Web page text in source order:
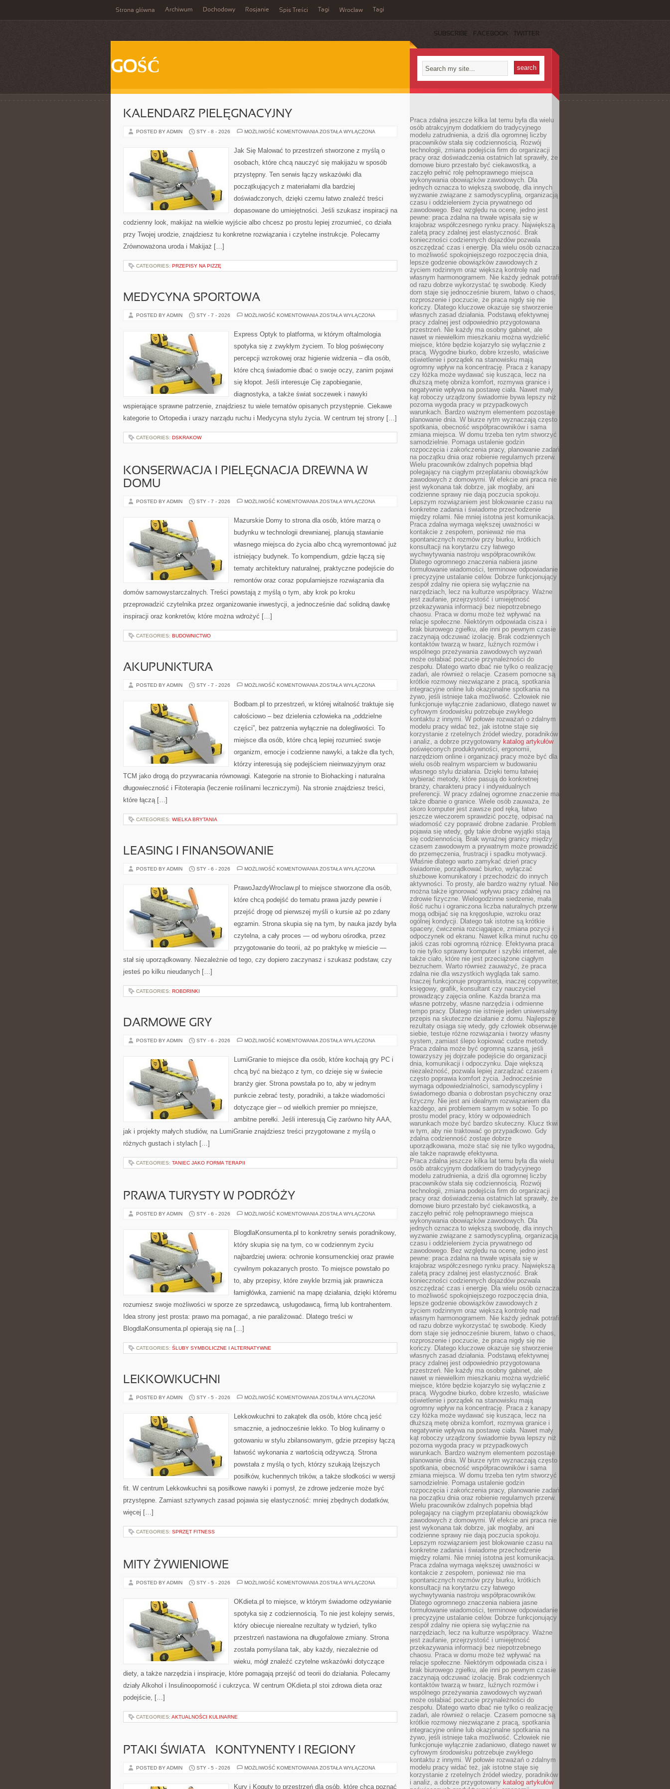
Strona główna Archiwum Dochodowy Rosjanie Spis Treści Tagi Wrocław Tagi
SUBSCRIBE FACEBOOK TWITTER
GOŚĆ
KALENDARZ PIELĘGNACYJNY
POSTED BY ADMIN STY - 8 - 2026 MOŻLIWOŚĆ KOMENTOWANIA KALENDARZ
ZOSTAŁA WYŁĄCZONA
Jak Się Malować to przestrzeń stworzone z myślą o
osobach, które chcą nauczyć się makijażu w sposób
przystępny. Ten serwis łączy wskazówki dla
początkujących z materiałami dla bardziej
doświadczonych, dzięki czemu łatwo znaleźć treści
dopasowane do umiejętności. Jeśli szukasz inspiracji na
codzienny look, makijaż na wielkie wyjście albo chcesz po prostu lepiej zrozumieć, co działa
przy Twojej urodzie, znajdziesz tu konkretne rozwiązania i czytelne instrukcje. Polecamy
Zrównoważona uroda i Makijaż […]
CATEGORIES: PRZEPISY NA PIZZĘ
MEDYCYNA SPORTOWA
POSTED BY ADMIN STY - 7 - 2026 MOŻLIWOŚĆ KOMENTOWANIA MEDYCYNA
ZOSTAŁA WYŁĄCZONA
Express Optyk to platforma, w którym oftalmologia
spotyka się z zwykłym życiem. To blog poświęcony
percepcji wzrokowej oraz higienie widzenia – dla osób,
które chcą świadomie dbać o swoje oczy, zanim pojawi
się kłopot. Jeśli interesuje Cię zapobieganie,
diagnostyka, a także świat soczewek i nawyki
wspierające sprawne patrzenie, znajdziesz tu wiele tematów opisanych przystępnie. Ciekawe
kategorie to Ortopedia i urazy narządu ruchu i Medycyna stylu życia. W centrum tej strony […]
CATEGORIES: DSKRAKOW
KONSERWACJA I PIELĘGNACJA DREWNA W
DOMU
POSTED BY ADMIN STY - 7 - 2026 MOŻLIWOŚĆ KOMENTOWANIA KONSERWACJA
DREWNA
W
ZOSTAŁA WYŁĄCZONA
Mazurskie Domy to strona dla osób, które marzą o
budynku w technologii drewnianej, planują stawianie
własnego miejsca do życia albo chcą wyremontować już
istniejący budynek. To kompendium, gdzie łączą się
tematy architektury naturalnej, praktyczne podejście do
remontów oraz coraz popularniejsze rozwiązania dla
domów samowystarczalnych. Treści powstają z myślą o tym, aby krok po kroku
przeprowadzić czytelnika przez organizowanie inwestycji, a jednocześnie dać solidną dawkę
inspiracji oraz konkretów, które można wdrożyć […]
CATEGORIES: BUDOWNICTWO
AKUPUNKTURA
POSTED BY ADMIN STY - 7 - 2026 MOŻLIWOŚĆ KOMENTOWANIA AKUPUNKTURA
ZOSTAŁA WYŁĄCZONA
Bodbam.pl to przestrzeń, w której witalność traktuje się
całościowo – bez dzielenia człowieka na „oddzielne
części”, bez patrzenia wyłącznie na dolegliwości. To
miejsce dla osób, które chcą lepiej rozumieć swoje
organizm, emocje i codzienne nawyki, a także dla tych,
którzy interesują się podejściem nieinwazyjnym oraz
TCM jako drogą do przywracania równowagi. Kategorie na stronie to Biohacking i naturalna
długowieczność i Fitoterapia (leczenie roślinami leczniczymi). Na stronie znajdziesz treści,
które łączą […]
CATEGORIES: WIELKA BRYTANIA
LEASING I FINANSOWANIE
POSTED BY ADMIN STY - 6 - 2026 MOŻLIWOŚĆ KOMENTOWANIA LEASING
ZOSTAŁA WYŁĄCZONA
PrawoJazdyWroclaw.pl to miejsce stworzone dla osób,
które chcą podejść do tematu prawa jazdy pewnie i
przejść drogę od pierwszej myśli o kursie aż po zdany
egzamin. Strona skupia się na tym, by nauka jazdy była
czytelna, a cały proces — od wyboru ośrodka, przez
przygotowanie do teorii, aż po praktykę w mieście —
stał się uporządkowany. Niezależnie od tego, czy dopiero zaczynasz i szukasz podstaw, czy
jesteś po kilku nieudanych […]
CATEGORIES: ROBDRINKI
DARMOWE GRY
POSTED BY ADMIN STY - 6 - 2026 MOŻLIWOŚĆ KOMENTOWANIA DARMOWE
ZOSTAŁA WYŁĄCZONA
LumiGranie to miejsce dla osób, które kochają gry PC i
chcą być na bieżąco z tym, co dzieje się w świecie
branży gier. Strona powstała po to, aby w jednym
punkcie zebrać testy, poradniki, a także wiadomości
dotyczące gier – od wielkich premier po mniejsze,
ambitne perełki. Jeśli interesują Cię zarówno hity AAA,
jak i projekty małych studiów, na LumiGranie znajdziesz treści przygotowane z myślą o
różnych gustach i stylach […]
CATEGORIES: TANIEC JAKO FORMA TERAPII
PRAWA TURYSTY W PODRÓŻY
POSTED BY ADMIN STY - 6 - 2026 MOŻLIWOŚĆ KOMENTOWANIA PRAWA
PODRÓŻY
ZOSTAŁA WYŁĄCZONA
BlogdlaKonsumenta.pl to konkretny serwis poradnikowy,
który skupia się na tym, co w codziennym życiu
najbardziej uwiera: ochronie konsumenckiej oraz prawie
cywilnym pokazanych prosto. To miejsce powstało po
to, aby przepisy, które zwykle brzmią jak prawnicza
łamigłówka, zamienić na mapę działania, dzięki któremu
rozumiesz swoje możliwości w sporze ze sprzedawcą, usługodawcą, firmą lub kontrahentem.
Idea strony jest prosta: prawo ma pomagać, a nie paraliżować. Dlatego treści w
BlogdlaKonsumenta.pl opierają się na […]
CATEGORIES: ŚLUBY SYMBOLICZNE I ALTERNATYWNE
LEKKOWKUCHNI
POSTED BY ADMIN STY - 5 - 2026 MOŻLIWOŚĆ KOMENTOWANIA LEKKOWKUCHNI
ZOSTAŁA WYŁĄCZONA
Lekkowkuchni to zakątek dla osób, które chcą jeść
smacznie, a jednocześnie lekko. To blog kulinarny o
gotowaniu w stylu zbilansowanym, gdzie przepisy łączą
łatwość wykonania z wartością odżywczą. Strona
powstała z myślą o tych, którzy szukają lżejszych
posiłków, kuchennych trików, a także słodkości w wersji
fit. W centrum Lekkowkuchni są posiłkowe nawyki i pomysł, że zdrowe jedzenie może być
przystępne. Zamiast sztywnych zasad pojawia się elastyczność: mniej zbędnych dodatków,
więcej […]
CATEGORIES: SPRZĘT FITNESS
MITY ŻYWIENIOWE
POSTED BY ADMIN STY - 5 - 2026 MOŻLIWOŚĆ KOMENTOWANIA MITY
ZOSTAŁA WYŁĄCZONA
OKdieta.pl to miejsce, w którym świadome odżywianie
spotyka się z codziennością. To nie jest kolejny serwis,
który obiecuje nierealne rezultaty w tydzień, tylko
przestrzeń nastawiona na długofalowe zmiany. Strona
została pomyślana tak, aby każdy, niezależnie od
wieku, mógł znaleźć czytelne wskazówki dotyczące
diety, a także narzędzia i inspiracje, które pomagają przejść od teorii do działania. Polecamy
działy Alkohol i Insulinooporność i cukrzyca. W centrum OKdieta.pl stoi zdrowa dieta oraz
podejście, […]
CATEGORIES: AKTUALNOŚCI KULINARNE
PTAKI ŚWIATA – KONTYNENTY I REGIONY
POSTED BY ADMIN STY - 5 - 2026 MOŻLIWOŚĆ KOMENTOWANIA PTAKI
KONTYNENTY
ZOSTAŁA WYŁĄCZONA
Kury i Koguty to przestrzeń dla osób, które chcą poznać
Praca zdalna jeszcze kilka lat temu była dla wielu
osób atrakcyjnym dodatkiem do tradycyjnego
modelu zatrudnienia, a dziś dla ogromnej liczby
pracowników stała się codziennością. Rozwój
technologii, zmiana podejścia firm do organizacji
pracy oraz doświadczenia ostatnich lat sprawiły, że
domowe biuro przestało być ciekawostką, a
zaczęło pełnić rolę pełnoprawnego miejsca
wykonywania obowiązków zawodowych. Dla
jednych oznacza to większą swobodę, dla innych
wyzwanie związane z samodyscypliną, organizacją
czasu i oddzieleniem życia prywatnego od
zawodowego. Bez względu na ocenę, jedno jest
pewne: praca zdalna na trwałe wpisała się w
krajobraz współczesnego rynku pracy. Największą
zaletą pracy zdalnej jest elastyczność. Brak
konieczności codziennych dojazdów pozwala
oszczędzać czas i energię. Dla wielu osób oznacza
to możliwość spokojniejszego rozpoczęcia dnia,
lepsze godzenie obowiązków zawodowych z
życiem rodzinnym oraz większą kontrolę nad
własnym harmonogramem. Nie każdy jednak potrafi
od razu dobrze wykorzystać tę swobodę. Kiedy
dom staje się jednocześnie biurem, łatwo o chaos,
rozproszenie i poczucie, że praca nigdy się nie
kończy. Dlatego kluczowe okazuje się stworzenie
własnych zasad działania. Podstawą efektywnej
pracy zdalnej jest odpowiednio przygotowana
przestrzeń. Nie każdy ma osobny gabinet, ale
nawet w niewielkim mieszkaniu można wydzielić
miejsce, które będzie kojarzyło się wyłącznie z
pracą. Wygodne biurko, dobre krzesło, właściwe
oświetlenie i porządek na stanowisku mają
ogromny wpływ na koncentrację. Praca z kanapy
czy łóżka może wydawać się kusząca, lecz na
dłuższą metę obniża komfort, rozmywa granice i
negatywnie wpływa na postawę ciała. Nawet mały
kąt roboczy urządzony świadomie bywa lepszy niż
pozorna wygoda pracy w przypadkowych
warunkach. Bardzo ważnym elementem pozostaje
planowanie dnia. W biurze rytm wyznaczają często
spotkania, obecność współpracowników i sama
zmiana miejsca. W domu trzeba ten rytm stworzyć
samodzielnie. Pomaga ustalenie godzin
rozpoczęcia i zakończenia pracy, planowanie zadań
na początku dnia oraz robienie regularnych przerw.
Wielu pracowników zdalnych popełnia błąd
polegający na ciągłym przeplataniu obowiązków
zawodowych z domowymi. W efekcie ani praca nie
jest wykonana tak dobrze, jak mogłaby, ani
codzienne sprawy nie dają poczucia spokoju.
Lepszym rozwiązaniem jest blokowanie czasu na
konkretne zadania i świadome przechodzenie
między rolami. Nie mniej istotna jest komunikacja.
Praca zdalna wymaga większej uważności w
kontakcie z zespołem, ponieważ nie ma
spontanicznych rozmów przy biurku, krótkich
konsultacji na korytarzu czy łatwego
wychwytywania nastroju współpracowników.
Dlatego ogromnego znaczenia nabiera jasne
formułowanie wiadomości, terminowe odpowiadanie
i precyzyjne ustalanie celów. Dobrze funkcjonujący
zespół zdalny nie opiera się wyłącznie na
narzędziach, lecz na kulturze współpracy. Ważne
jest zaufanie, przejrzystość i umiejętność
przekazywania informacji bez niepotrzebnego
chaosu. Praca w domu może też wpływać na
relacje społeczne. Niektórym odpowiada cisza i
brak biurowego zgiełku, ale inni po pewnym czasie
zaczynają odczuwać izolację. Brak codziennych
kontaktów twarzą w twarz, luźnych rozmów i
wspólnego przeżywania zawodowych wyzwań
może osłabiać poczucie przynależności do
zespołu. Dlatego warto dbać nie tylko o realizację
zadań, ale również o relacje. Czasem pomocne są
krótkie rozmowy niezwiązane z pracą, spotkania
integracyjne online lub okazjonalne spotkania na
żywo, jeśli istnieje taka możliwość. Człowiek nie
funkcjonuje wyłącznie zadaniowo, dlatego nawet w
cyfrowym środowisku potrzebuje zwykłego
kontaktu z innymi. W połowie rozważań o zdalnym
modelu pracy widać też, jak istotne staje się
korzystanie z rzetelnych źródeł wiedzy, poradników
i analiz, a dobrze przygotowany katalog artykułów
poświęconych produktywności, ergonomii,
narzędziom online i organizacji pracy może być dla
wielu osób realnym wsparciem w budowaniu
własnego stylu działania. Dzięki temu łatwiej
wybierać metody, które pasują do konkretnej
branży, charakteru pracy i indywidualnych
preferencji. W pracy zdalnej ogromne znaczenie ma
także dbanie o granice. Wiele osób zauważa, że
skoro komputer jest zawsze pod ręką, łatwo
jeszcze wieczorem sprawdzić pocztę, odpisać na
wiadomość czy poprawić drobne zadanie. Problem
pojawia się wtedy, gdy takie drobne wyjątki stają
się codziennością. Brak wyraźnej granicy między
czasem zawodowym a prywatnym może prowadzić
do przemęczenia, frustracji i spadku motywacji.
Właśnie dlatego warto zamykać dzień pracy
świadomie, porządkować biurko, wyłączać
służbowe komunikatory i przechodzić do innych
aktywności. To prosty, ale bardzo ważny rytuał. Nie
można także ignorować wpływu pracy zdalnej na
zdrowie fizyczne. Wielogodzinne siedzenie, mała
ilość ruchu i ograniczona liczba naturalnych przerw
mogą odbijać się na kręgosłupie, wzroku oraz
ogólnej kondycji. Dlatego tak istotne są krótkie
spacery, ćwiczenia rozciągające, zmiana pozycji i
odpoczynek od ekranu. Nawet kilka minut ruchu co
jakiś czas robi ogromną różnicę. Efektywna praca
to nie tylko sprawny komputer i szybki internet, ale
także ciało, które nie jest przeciążone ciągłym
bezruchem. Warto również zauważyć, że praca
zdalna nie dla wszystkich wygląda tak samo.
Inaczej funkcjonuje programista, inaczej copywriter,
księgowy, grafik, konsultant czy nauczyciel
prowadzący zajęcia online. Każda branża ma
własne potrzeby, własne narzędzia i odmienne
tempo pracy. Dlatego nie istnieje jeden uniwersalny
przepis na skuteczne działanie z domu. Najlepsze
rezultaty osiąga się wtedy, gdy człowiek obserwuje
siebie, testuje różne rozwiązania i tworzy własny
system, zamiast ślepo kopiować cudze metody.
Praca zdalna może być ogromną szansą, jeśli
towarzyszy jej dojrzałe podejście do organizacji
dnia, komunikacji i odpoczynku. Daje większą
niezależność, pozwala lepiej zarządzać czasem i
często poprawia komfort życia. Jednocześnie
wymaga odpowiedzialności, samodyscypliny i
świadomego dbania o dobrostan psychiczny oraz
fizyczny. Nie jest ani idealnym rozwiązaniem dla
każdego, ani problemem samym w sobie. To po
prostu model pracy, który w odpowiednich
warunkach może być bardzo skuteczny. Klucz tkwi
w tym, aby nie traktować go przypadkowo. Gdy
zdalna codzienność zostaje dobrze
uporządkowana, może stać się nie tylko wygodna,
ale także naprawdę efektywna.
Praca zdalna jeszcze kilka lat temu była dla wielu
osób atrakcyjnym dodatkiem do tradycyjnego
modelu zatrudnienia, a dziś dla ogromnej liczby
pracowników stała się codziennością. Rozwój
technologii, zmiana podejścia firm do organizacji
pracy oraz doświadczenia ostatnich lat sprawiły, że
domowe biuro przestało być ciekawostką, a
zaczęło pełnić rolę pełnoprawnego miejsca
wykonywania obowiązków zawodowych. Dla
jednych oznacza to większą swobodę, dla innych
wyzwanie związane z samodyscypliną, organizacją
czasu i oddzieleniem życia prywatnego od
zawodowego. Bez względu na ocenę, jedno jest
pewne: praca zdalna na trwałe wpisała się w
krajobraz współczesnego rynku pracy. Największą
zaletą pracy zdalnej jest elastyczność. Brak
konieczności codziennych dojazdów pozwala
oszczędzać czas i energię. Dla wielu osób oznacza
to możliwość spokojniejszego rozpoczęcia dnia,
lepsze godzenie obowiązków zawodowych z
życiem rodzinnym oraz większą kontrolę nad
własnym harmonogramem. Nie każdy jednak potrafi
od razu dobrze wykorzystać tę swobodę. Kiedy
dom staje się jednocześnie biurem, łatwo o chaos,
rozproszenie i poczucie, że praca nigdy się nie
kończy. Dlatego kluczowe okazuje się stworzenie
własnych zasad działania. Podstawą efektywnej
pracy zdalnej jest odpowiednio przygotowana
przestrzeń. Nie każdy ma osobny gabinet, ale
nawet w niewielkim mieszkaniu można wydzielić
miejsce, które będzie kojarzyło się wyłącznie z
pracą. Wygodne biurko, dobre krzesło, właściwe
oświetlenie i porządek na stanowisku mają
ogromny wpływ na koncentrację. Praca z kanapy
czy łóżka może wydawać się kusząca, lecz na
dłuższą metę obniża komfort, rozmywa granice i
negatywnie wpływa na postawę ciała. Nawet mały
kąt roboczy urządzony świadomie bywa lepszy niż
pozorna wygoda pracy w przypadkowych
warunkach. Bardzo ważnym elementem pozostaje
planowanie dnia. W biurze rytm wyznaczają często
spotkania, obecność współpracowników i sama
zmiana miejsca. W domu trzeba ten rytm stworzyć
samodzielnie. Pomaga ustalenie godzin
rozpoczęcia i zakończenia pracy, planowanie zadań
na początku dnia oraz robienie regularnych przerw.
Wielu pracowników zdalnych popełnia błąd
polegający na ciągłym przeplataniu obowiązków
zawodowych z domowymi. W efekcie ani praca nie
jest wykonana tak dobrze, jak mogłaby, ani
codzienne sprawy nie dają poczucia spokoju.
Lepszym rozwiązaniem jest blokowanie czasu na
konkretne zadania i świadome przechodzenie
między rolami. Nie mniej istotna jest komunikacja.
Praca zdalna wymaga większej uważności w
kontakcie z zespołem, ponieważ nie ma
spontanicznych rozmów przy biurku, krótkich
konsultacji na korytarzu czy łatwego
wychwytywania nastroju współpracowników.
Dlatego ogromnego znaczenia nabiera jasne
formułowanie wiadomości, terminowe odpowiadanie
i precyzyjne ustalanie celów. Dobrze funkcjonujący
zespół zdalny nie opiera się wyłącznie na
narzędziach, lecz na kulturze współpracy. Ważne
jest zaufanie, przejrzystość i umiejętność
przekazywania informacji bez niepotrzebnego
chaosu. Praca w domu może też wpływać na
relacje społeczne. Niektórym odpowiada cisza i
brak biurowego zgiełku, ale inni po pewnym czasie
zaczynają odczuwać izolację. Brak codziennych
kontaktów twarzą w twarz, luźnych rozmów i
wspólnego przeżywania zawodowych wyzwań
może osłabiać poczucie przynależności do
zespołu. Dlatego warto dbać nie tylko o realizację
zadań, ale również o relacje. Czasem pomocne są
krótkie rozmowy niezwiązane z pracą, spotkania
integracyjne online lub okazjonalne spotkania na
żywo, jeśli istnieje taka możliwość. Człowiek nie
funkcjonuje wyłącznie zadaniowo, dlatego nawet w
cyfrowym środowisku potrzebuje zwykłego
kontaktu z innymi. W połowie rozważań o zdalnym
modelu pracy widać też, jak istotne staje się
korzystanie z rzetelnych źródeł wiedzy, poradników
i analiz, a dobrze przygotowany katalog artykułów